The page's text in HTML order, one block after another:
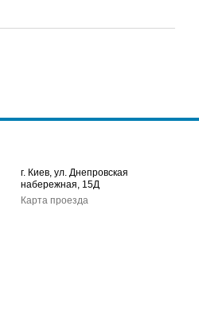
г. Киев, ул. Днепровская
набережная, 15Д
Карта проезда